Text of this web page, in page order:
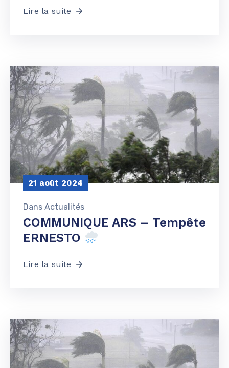
Lire la suite
21 août 2024
Dans Actualités
COMMUNIQUE ARS – Tempête
ERNESTO
Lire la suite